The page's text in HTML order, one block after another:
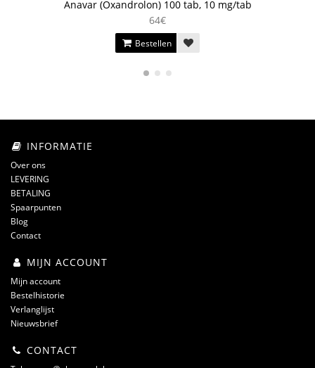
Anavar (Oxandrolon) 100 tab, 10 mg/tab
64€
Bestellen
INFORMATIE
Over ons
LEVERING
BETALING
Spaarpunten
Blog
Contact
MIJN ACCOUNT
Mijn account
Bestelhistorie
Verlanglijst
Nieuwsbrief
CONTACT